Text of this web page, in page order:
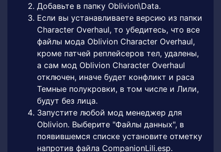
Добавьте в папку Oblivion\Data.
Если вы устанавливаете версию из папки
Character Overhaul, то убедитесь, что все
файлы мода Oblivion Character Overhaul,
кроме патчей реплейсеров тел, удалены,
а сам мод Oblivion Character Overhaul
отключен, иначе будет конфликт и раса
Темные полукровки, в том числе и Лили,
будут без лица.
Запустите любой мод менеджер для
Oblivion. Выберите "Файлы данных", в
появившемся списке установите отметку
напротив файла CompanionLili.esp.